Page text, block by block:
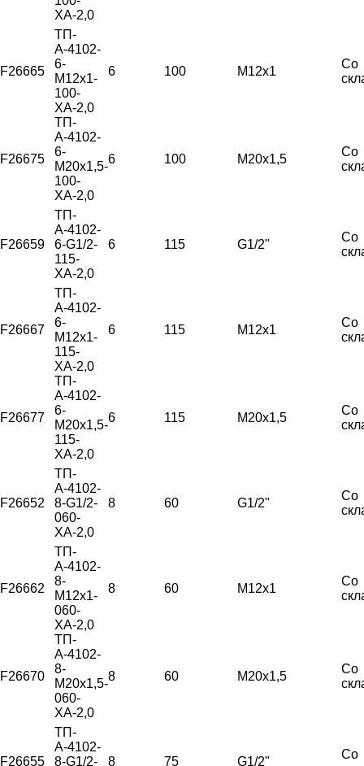
ХА-2,0
F26665
ТП-
А-4102-
6-
М12х1-
100-
ХА-2,0
6 100 М12х1
Со
F26675
ТП-
А-4102-
6-
М20х1,5-
100-
ХА-2,0
6 100 М20х1,5
Со
F26659
ТП-
А-4102-
6-G1/2-
115-
ХА-2,0
6 115 G1/2"
Со
F26667
ТП-
А-4102-
6-
М12х1-
115-
ХА-2,0
6 115 М12х1
Со
F26677
ТП-
А-4102-
6-
М20х1,5-
115-
ХА-2,0
6 115 М20х1,5
Со
F26652
ТП-
А-4102-
8-G1/2-
060-
ХА-2,0
8 60 G1/2"
Со
F26662
ТП-
А-4102-
8-
М12х1-
060-
ХА-2,0
8 60 М12х1
Со
F26670
ТП-
А-4102-
8-
М20х1,5-
060-
ХА-2,0
8 60 М20х1,5
Со
F26655
ТП-
А-4102-
8-G1/2-
8 75 G1/2"
Со